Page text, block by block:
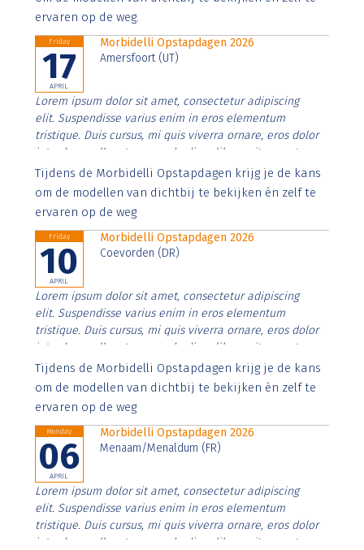
ervaren op de weg.
Friday
17
APRIL
Morbidelli Opstapdagen 2026
Amersfoort (UT)
Lorem ipsum dolor sit amet, consectetur adipiscing
elit. Suspendisse varius enim in eros elementum
tristique. Duis cursus, mi quis viverra ornare, eros dolor
interdum nulla, ut commodo diam libero vitae erat.
Aenean faucibus nibh et justo cursus id rutrum lorem
imperdiet. Nunc ut sem vitae risus tristique posuere.
Tijdens de Morbidelli Opstapdagen krijg je de kans
om de modellen van dichtbij te bekijken én zelf te
ervaren op de weg
Friday
10
APRIL
Morbidelli Opstapdagen 2026
Coevorden (DR)
Lorem ipsum dolor sit amet, consectetur adipiscing
elit. Suspendisse varius enim in eros elementum
tristique. Duis cursus, mi quis viverra ornare, eros dolor
interdum nulla, ut commodo diam libero vitae erat.
Aenean faucibus nibh et justo cursus id rutrum lorem
imperdiet. Nunc ut sem vitae risus tristique posuere.
Tijdens de Morbidelli Opstapdagen krijg je de kans
om de modellen van dichtbij te bekijken én zelf te
ervaren op de weg
Monday
06
APRIL
Morbidelli Opstapdagen 2026
Menaam/Menaldum (FR)
Lorem ipsum dolor sit amet, consectetur adipiscing
elit. Suspendisse varius enim in eros elementum
tristique. Duis cursus, mi quis viverra ornare, eros dolor
interdum nulla, ut commodo diam libero vitae erat.